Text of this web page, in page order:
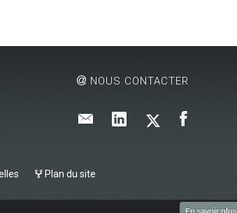
En savoir plus
NOUS CONTACTER
Plan du site